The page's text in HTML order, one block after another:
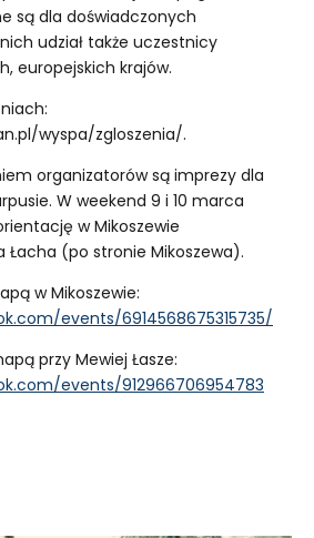
są dla doświadczonych
udział także uczestnicy
europejskich krajów.
wyspa/zgloszenia/.
organizatorów są imprezy dla
W weekend 9 i 10 marca
w Mikoszewie
Łacha (po stronie Mikoszewa).
w Mikoszewie:
events/6914568675315735/
przy Mewiej Łasze:
events/912966706954783